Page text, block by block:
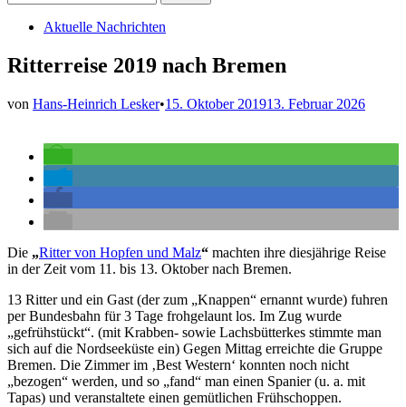
nach:
Veröffentlicht
Aktuelle Nachrichten
Ritterreise 2019 nach Bremen
von Hans-Heinrich Lesker•15. Oktober 201913. Februar 2026
Die „Ritter von Hopfen und Malz“ machten ihre diesjährige Reise
in der Zeit vom 11. bis 13. Oktober nach Bremen.
13 Ritter und ein Gast (der zum „Knappen“ ernannt wurde) fuhren
per Bundesbahn für 3 Tage frohgelaunt los. Im Zug wurde
„gefrühstückt“. (mit Krabben- sowie Lachsbütterkes stimmte man
sich auf die Nordseeküste ein) Gegen Mittag erreichte die Gruppe
Bremen. Die Zimmer im ‚Best Western‘ konnten noch nicht
„bezogen“ werden, und so „fand“ man einen Spanier (u. a. mit
Tapas) und veranstaltete einen gemütlichen Frühschoppen.